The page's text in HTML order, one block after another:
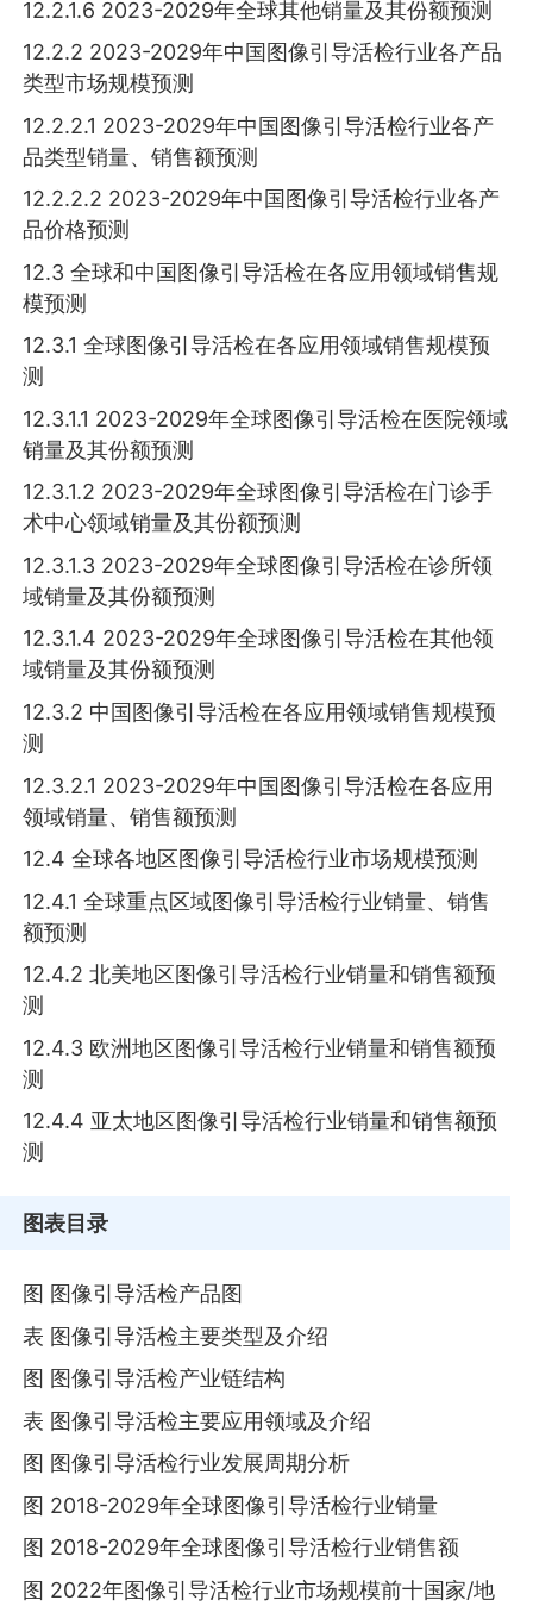
12.2.1.6 2023-2029年全球其他销量及其份额预测
12.2.2 2023-2029年中国图像引导活检行业各产品
类型市场规模预测
12.2.2.1 2023-2029年中国图像引导活检行业各产
品类型销量、销售额预测
12.2.2.2 2023-2029年中国图像引导活检行业各产
品价格预测
12.3 全球和中国图像引导活检在各应用领域销售规
模预测
12.3.1 全球图像引导活检在各应用领域销售规模预
测
12.3.1.1 2023-2029年全球图像引导活检在医院领域
销量及其份额预测
12.3.1.2 2023-2029年全球图像引导活检在门诊手
术中心领域销量及其份额预测
12.3.1.3 2023-2029年全球图像引导活检在诊所领
域销量及其份额预测
12.3.1.4 2023-2029年全球图像引导活检在其他领
域销量及其份额预测
12.3.2 中国图像引导活检在各应用领域销售规模预
测
12.3.2.1 2023-2029年中国图像引导活检在各应用
领域销量、销售额预测
12.4 全球各地区图像引导活检行业市场规模预测
12.4.1 全球重点区域图像引导活检行业销量、销售
额预测
12.4.2 北美地区图像引导活检行业销量和销售额预
测
12.4.3 欧洲地区图像引导活检行业销量和销售额预
测
12.4.4 亚太地区图像引导活检行业销量和销售额预
测
图表目录
图 图像引导活检产品图
表 图像引导活检主要类型及介绍
图 图像引导活检产业链结构
表 图像引导活检主要应用领域及介绍
图 图像引导活检行业发展周期分析
图 2018-2029年全球图像引导活检行业销量
图 2018-2029年全球图像引导活检行业销售额
图 2022年图像引导活检行业市场规模前十国家/地